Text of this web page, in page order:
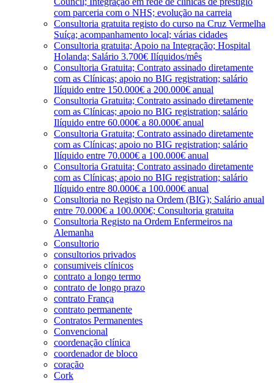
com parceria com o NHS; evolução na carreia
Consultoria gratuita registo do curso na Cruz Vermelha
Suíça; acompanhamento local; várias cidades
Consultoria gratuita; Apoio na Integração; Hospital
Holanda; Salário 3.700€ Ilíquidos/mês
Consultoria Gratuita; Contrato assinado diretamente
com as Clínicas; apoio no BIG registration; salário
Ilíquido entre 150.000€ a 200.000€ anual
Consultoria Gratuita; Contrato assinado diretamente
com as Clínicas; apoio no BIG registration; salário
Ilíquido entre 60.000€ a 80.000€ anual
Consultoria Gratuita; Contrato assinado diretamente
com as Clínicas; apoio no BIG registration; salário
Ilíquido entre 70.000€ a 100.000€ anual
Consultoria Gratuita; Contrato assinado diretamente
com as Clínicas; apoio no BIG registration; salário
Ilíquido entre 80.000€ a 100.000€ anual
Consultoria no Registo na Ordem (BIG); Salário anual
entre 70.000€ a 100.000€; Consultoria gratuita
Consultoria Registo na Ordem Enfermeiros na
Alemanha
Consultorio
consultorios privados
consumiveis clínicos
contrato a longo termo
contrato de longo prazo
contrato França
contrato permanente
Contratos Permanentes
Convencional
coordenação clínica
coordenador de bloco
coração
Cork